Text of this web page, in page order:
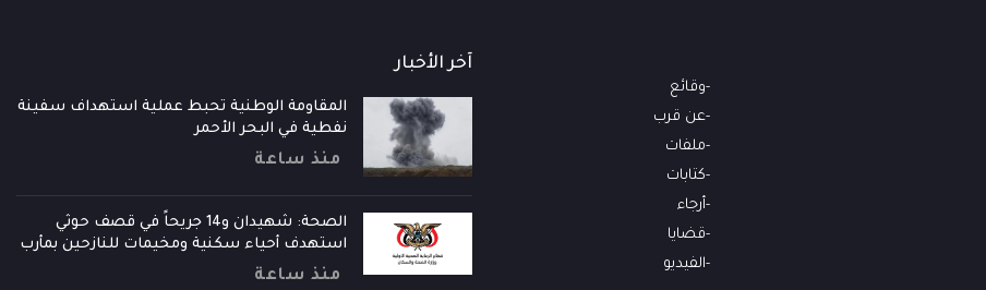
وقائع
عن قرب
ملفات
كتابات
أرجاء
قضايا
الفيديو
آخر الأخبار
المقاومة الوطنية تحبط عملية استهداف سفينة
نفطية في البحر الأحمر
منذ ساعة
الصحة: شهيدان و14 جريحاً في قصف حوثي
استهدف أحياء سكنية ومخيمات للنازحين بمأرب
منذ ساعة